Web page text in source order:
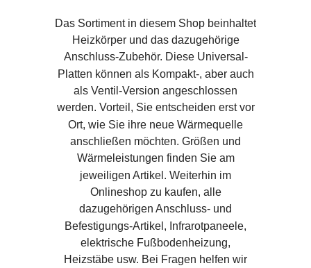
Das Sortiment in diesem Shop beinhaltet
Heizkörper und das dazugehörige
Anschluss-Zubehör. Diese Universal-
Platten können als Kompakt-, aber auch
als Ventil-Version angeschlossen
werden. Vorteil, Sie entscheiden erst vor
Ort, wie Sie ihre neue Wärmequelle
anschließen möchten. Größen und
Wärmeleistungen finden Sie am
jeweiligen Artikel. Weiterhin im
Onlineshop zu kaufen, alle
dazugehörigen Anschluss- und
Befestigungs-Artikel, Infrarotpaneele,
elektrische Fußbodenheizung,
Heizstäbe usw. Bei Fragen helfen wir